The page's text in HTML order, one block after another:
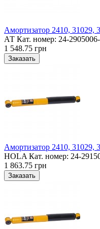
Амортизатор 2410, 31029,
АТ Кат. номер: 24-
1 548.75 грн
Амортизатор 2410, 31029,
HOLA Кат. номер: 24-
1 863.75 грн